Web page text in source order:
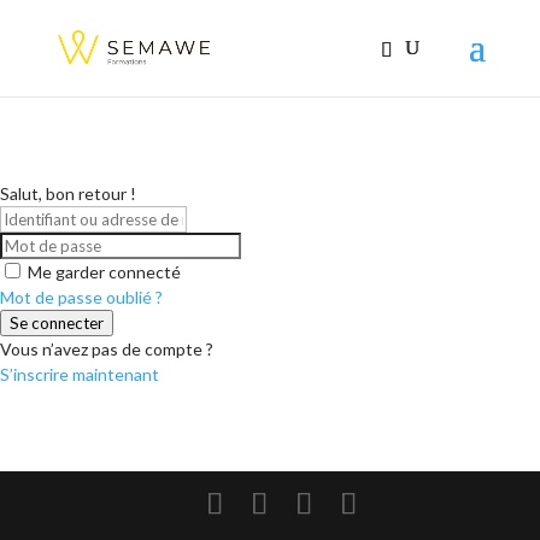
Salut, bon retour !
Me garder connecté
Mot de passe oublié ?
Se connecter
Vous n’avez pas de compte ?
S’inscrire maintenant